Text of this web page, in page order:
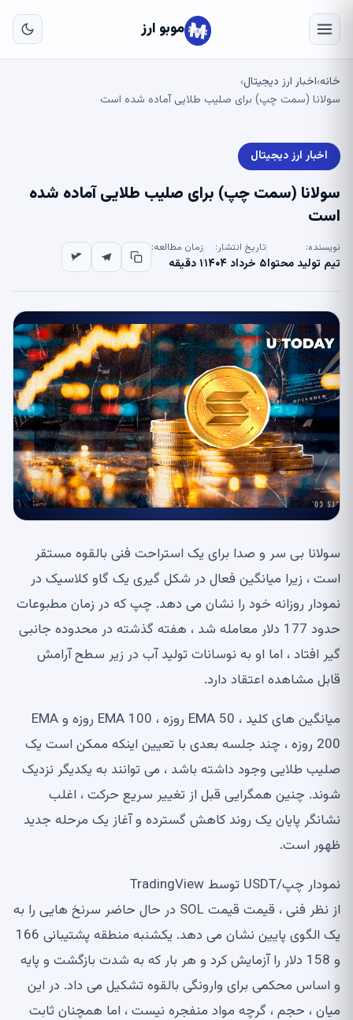
موبو ارز
خانه›اخبار ارز دیجیتال›
سولانا (سمت چپ) برای صلیب طلایی آماده شده است
اخبار ارز دیجیتال
سولانا (سمت چپ) برای صلیب طلایی آماده شده
است
نویسنده:
تیم تولید محتوا
تاریخ انتشار:
۵ خرداد ۱۴۰۴
زمان مطالعه:
۱ دقیقه
سولانا بی سر و صدا برای یک استراحت فنی بالقوه مستقر
است ، زیرا میانگین فعال در شکل گیری یک گاو کلاسیک در
نمودار روزانه خود را نشان می دهد. چپ که در زمان مطبوعات
حدود 177 دلار معامله شد ، هفته گذشته در محدوده جانبی
گیر افتاد ، اما او به نوسانات تولید آب در زیر سطح آرامش
قابل مشاهده اعتقاد دارد.
میانگین های کلید ، EMA 50 روزه ، EMA 100 روزه و EMA
200 روزه ، چند جلسه بعدی با تعیین اینکه ممکن است یک
صلیب طلایی وجود داشته باشد ، می توانند به یکدیگر نزدیک
شوند. چنین همگرایی قبل از تغییر سریع حرکت ، اغلب
نشانگر پایان یک روند کاهش گسترده و آغاز یک مرحله جدید
ظهور است.
نمودار چپ/USDT توسط TradingView
از نظر فنی ، قیمت قیمت SOL در حال حاضر سرنخ هایی را به
یک الگوی پایین نشان می دهد. یکشنبه منطقه پشتیبانی 166
و 158 دلار را آزمایش کرد و هر بار که به شدت بازگشت و پایه
و اساس محکمی برای وارونگی بالقوه تشکیل می داد. در این
میان ، حجم ، گرچه مواد منفجره نیست ، اما همچنان ثابت